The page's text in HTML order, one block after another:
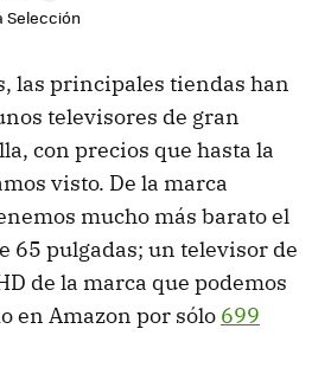
Selección
las principales tiendas han
televisores de gran
con precios que hasta la
visto. De la marca
mucho más barato el
65 pulgadas; un televisor de
de la marca que podemos
en Amazon por sólo 699